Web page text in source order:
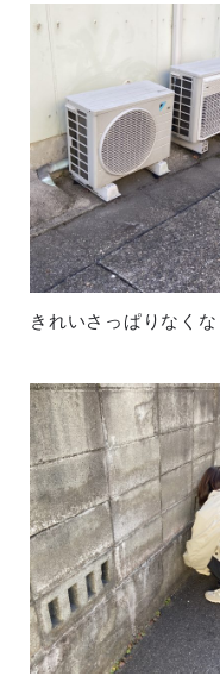
きれいさっぱりなくな